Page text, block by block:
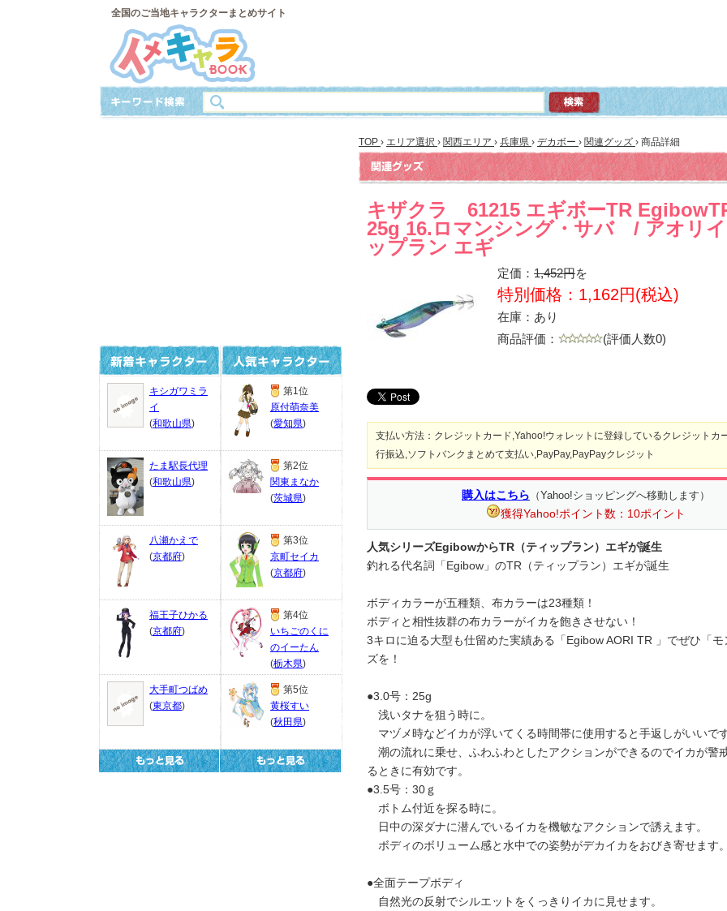
全国のご当地キャラクターまとめサイト
キシガワミラ
イ
(和歌山県)
たま駅長代理
(和歌山県)
八瀬かえで
(京都府)
福王子ひかる
(京都府)
大手町つばめ
(東京都)
第1位
原付萌奈美
(愛知県)
第2位
関東まなか
(茨城県)
第3位
京町セイカ
(京都府)
第4位
いちごのくに
のイーたん
(栃木県)
第5位
黄桜すい
(秋田県)
TOP › エリア選択 › 関西エリア › 兵庫県 › デカボー › 関連グッズ › 商品詳細
キザクラ 61215 エギボーTR
25g 16.ロマンシング・サバ / アオリイ
ップラン エギ
定価： 1,452円を
特別価格：1,162円(税込)
在庫：あり
商品評価：
(評価人数0)
支払い方法：クレジットカード,Yahoo!ウォレットに登録しているクレジットカ
行振込,ソフトバンクまとめて支払い,PayPay,PayPayクレジット
購入はこちら （Yahoo!ショッピングへ移動します）
獲得Yahoo!ポイント数：10ポイント
人気シリーズEgibowからTR（ティップラン）エギが誕生
釣れる代名詞「Egibow」のTR（ティップラン）エギが誕生
ボディカラーが五種類、布カラーは23種類！
ボディと相性抜群の布カラーがイカを飽きさせない！
3キロに迫る大型も仕留めた実績ある「Egibow AORI TR 」でぜひ「モ
ズを！
●3.0号：25g
浅いタナを狙う時に。
マヅメ時などイカが浮いてくる時間帯に使用すると手返しがいいです
潮の流れに乗せ、ふわふわとしたアクションができるのでイカが警
るときに有効です。
●3.5号：30ｇ
ボトム付近を探る時に。
日中の深ダナに潜んでいるイカを機敏なアクションで誘えます。
ボディのボリューム感と水中での姿勢がデカイカをおびき寄せます。
●全面テープボディ
自然光の反射でシルエットをくっきりイカに見せます。